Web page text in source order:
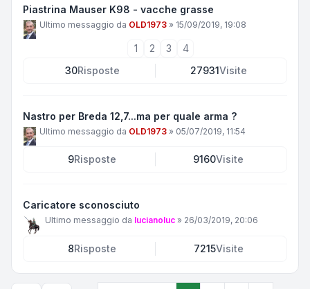
Piastrina Mauser K98 - vacche grasse
Ultimo messaggio da OLD1973 » 15/09/2019, 19:08
1 2 3
4
30Risposte 27931Visite
Nastro per Breda 12,7...ma per quale arma ?
Ultimo messaggio da OLD1973 » 05/07/2019, 11:54
9Risposte 9160Visite
Caricatore sconosciuto
Ultimo messaggio da lucianoluc » 26/03/2019, 20:06
8Risposte 7215Visite